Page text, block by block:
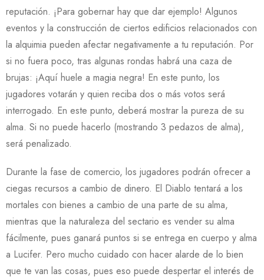
reputación. ¡Para gobernar hay que dar ejemplo! Algunos
eventos y la construcción de ciertos edificios relacionados con
la alquimia pueden afectar negativamente a tu reputación. Por
si no fuera poco, tras algunas rondas habrá una caza de
brujas: ¡Aquí huele a magia negra! En este punto, los
jugadores votarán y quien reciba dos o más votos será
interrogado. En este punto, deberá mostrar la pureza de su
alma. Si no puede hacerlo (mostrando 3 pedazos de alma),
será penalizado.
Durante la fase de comercio, los jugadores podrán ofrecer a
ciegas recursos a cambio de dinero. El Diablo tentará a los
mortales con bienes a cambio de una parte de su alma,
mientras que la naturaleza del sectario es vender su alma
fácilmente, pues ganará puntos si se entrega en cuerpo y alma
a Lucifer. Pero mucho cuidado con hacer alarde de lo bien
que te van las cosas, pues eso puede despertar el interés de